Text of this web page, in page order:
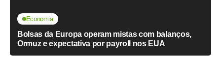
Economia
Bolsas da Europa operam mistas com balanços,
Ormuz e expectativa por payroll nos EUA